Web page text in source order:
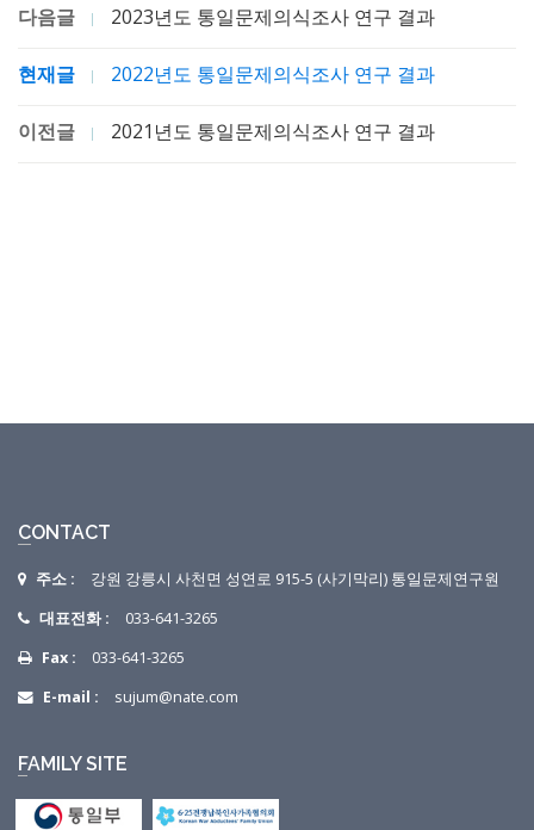
다음글 2023년도 통일문제의식조사 연구 결과
현재글 2022년도 통일문제의식조사 연구 결과
이전글 2021년도 통일문제의식조사 연구 결과
CONTACT
주소 :
강원 강릉시 사천면 성연로 915-5 (사기막리) 통일문제연구원
대표전화 :
033-641-3265
Fax :
033-641-3265
E-mail :
sujum@nate.com
FAMILY SITE